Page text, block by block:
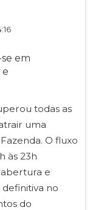
todas as
uma
O fluxo
às 23h
e
no
do